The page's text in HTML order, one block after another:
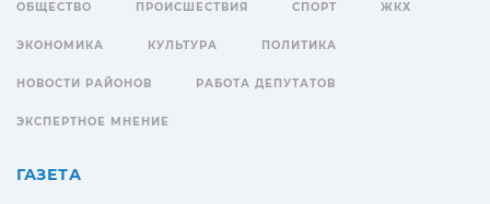
ОБЩЕСТВО ПРОИСШЕСТВИЯ СПОРТ ЖКХ
ЭКОНОМИКА КУЛЬТУРА ПОЛИТИКА
НОВОСТИ РАЙОНОВ РАБОТА ДЕПУТАТОВ
ЭКСПЕРТНОЕ МНЕНИЕ
ГАЗЕТА